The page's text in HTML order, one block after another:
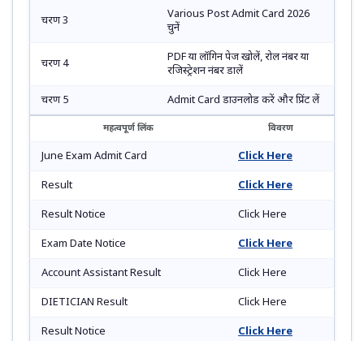
चरण 3
Various Post Admit Card 2026
चुनें
चरण 4
PDF या लॉगिन पेज खोलें, रोल नंबर या
रजिस्ट्रेशन नंबर डालें
चरण 5 Admit Card डाउनलोड करें और प्रिंट लें
महत्वपूर्ण लिंक विवरण
June Exam Admit Card Click Here
Result Click Here
Result Notice Click Here
Exam Date Notice Click Here
Account Assistant Result Click Here
DIETICIAN Result Click Here
Result Notice Click Here